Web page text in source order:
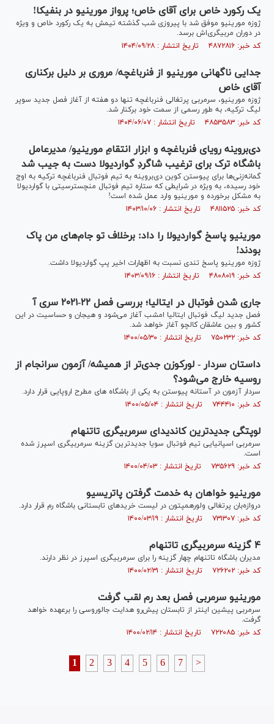
یک رکورد خاص برای آقای خاص؛ پرواز مورینیو در بنفیکا!
ژوزه مورینیو موفق شد با پیروزی شب گذشته تیمش به یک رکورد خاص و ویژه
در دوران مربیگری‌اش برسد.
کد خبر: ۴۸۷۲۸۱۶ تاریخ انتشار : ۱۴۰۴/۰۹/۲۸
جدایی ناگهانی مورینیو از فنرباغچه/ مروری بر دلیل برکناری
آقای خاص
ژوزه مورینیو، سرمربی پرتغالی فنرباغچه تنها دو هفته از آغاز فصل جدید سوپر
لیگ ترکیه، به طور رسمی از سمت خود برکنار شد.
کد خبر: ۴۸۵۳۵۸۳ تاریخ انتشار : ۱۴۰۴/۰۶/۰۷
دی‌بروینه رویای فنرباغچه و ابزار انتقامِ مورینیو/ مدیرعامل
باشگاه ترک برای ترغیب شاگردِ گواردیولا دست به جیب شد
گمانه‌زنی‌ها برای پیوستن کوین دی‌بروینه به تیم فوتبال فنرباغچه ترکیه به اوج
خود رسیده، به ویژه در شرایطی که ستاره تیم فوتبال منچسترسیتی با گواردیولا
به مشکل برخورده و مورینیو وارد عمل شده است!
کد خبر: ۴۸۱۱۵۲۵ تاریخ انتشار : ۱۴۰۳/۱۰/۰۶
مورینیو پاسخ گواردیولا را داد: برخلاف تو جام‌های من پاک
بودند!
ژوزه مورینیو پاسخ تندی نسبت به اظهارات اخیر پپ گواردیولا داشت.
کد خبر: ۴۸۰۸۰۱۹ تاریخ انتشار : ۱۴۰۳/۰۹/۱۶
جاری شدن فوتبال در ایتالیا؛ بررسی فصل ۲۲-۲۰۲۱ سری آ
فصل جدید لیگ فوتبال ایتالیا امشب آغاز می‌شود و هیجان و حساسیت در این
کشور و بین عاشقان کالچو آغاز خواهد شد.
کد خبر: ۷۵۰۲۳۲ تاریخ انتشار : ۱۴۰۰/۰۵/۳۰
داستان سردار - لورکوزن جدی‌تر از همیشه/ آزمون سرانجام از
روسیه خارج می‌شود؟
سردار آزمون در آستانه پیوستن به یکی از باشگاه های مطرح اروپایی قرار دارد.
کد خبر: ۷۴۴۴۱۰ تاریخ انتشار : ۱۴۰۰/۰۵/۰۴
لوپتگی جدیدترین کاندیدای سرمربیگری تاتنهام
سرمربی اسپانیایی تیم فوتبال سویا جدیدترین گزینه سرمربیگری اسپرز شده
است.
کد خبر: ۷۳۵۶۲۹ تاریخ انتشار : ۱۴۰۰/۰۴/۰۳
مورینیو خواهان به خدمت گرفتن پاتریسیو
دروازه‌بان پرتغالی ولورهمپتون در لیست خرید‌های تابستانی باشگاه رم قرار دارد.
کد خبر: ۷۳۱۳۰۷ تاریخ انتشار : ۱۴۰۰/۰۳/۱۹
۴ گزینه سرمربیگری تاتنهام
مدیران باشگاه تاتنهام چهار گزینه را برای سرمربیگری اسپرز در نظر دارند.
کد خبر: ۷۲۶۲۰۲ تاریخ انتشار : ۱۴۰۰/۰۲/۳۱
مورینیو سرمربی فصل بعد رم لقب گرفت
سرمربی پیشین اینتر از تابستان پیش‌رو هدایت جالوروسی را برعهده خواهد
گرفت.
کد خبر: ۷۲۲۰۸۵ تاریخ انتشار : ۱۴۰۰/۰۲/۱۴
1 2 3 4 5 6 7 >